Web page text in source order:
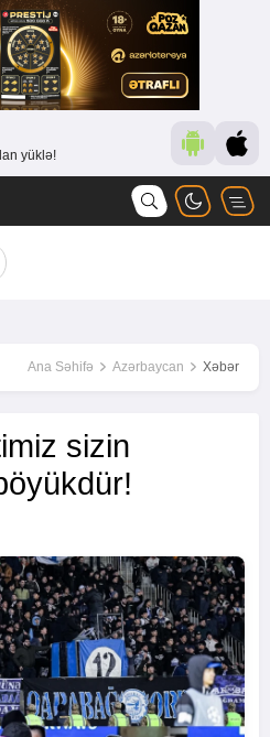
yüklə!
Ana Səhifə Azərbaycan Xəbər
sizin